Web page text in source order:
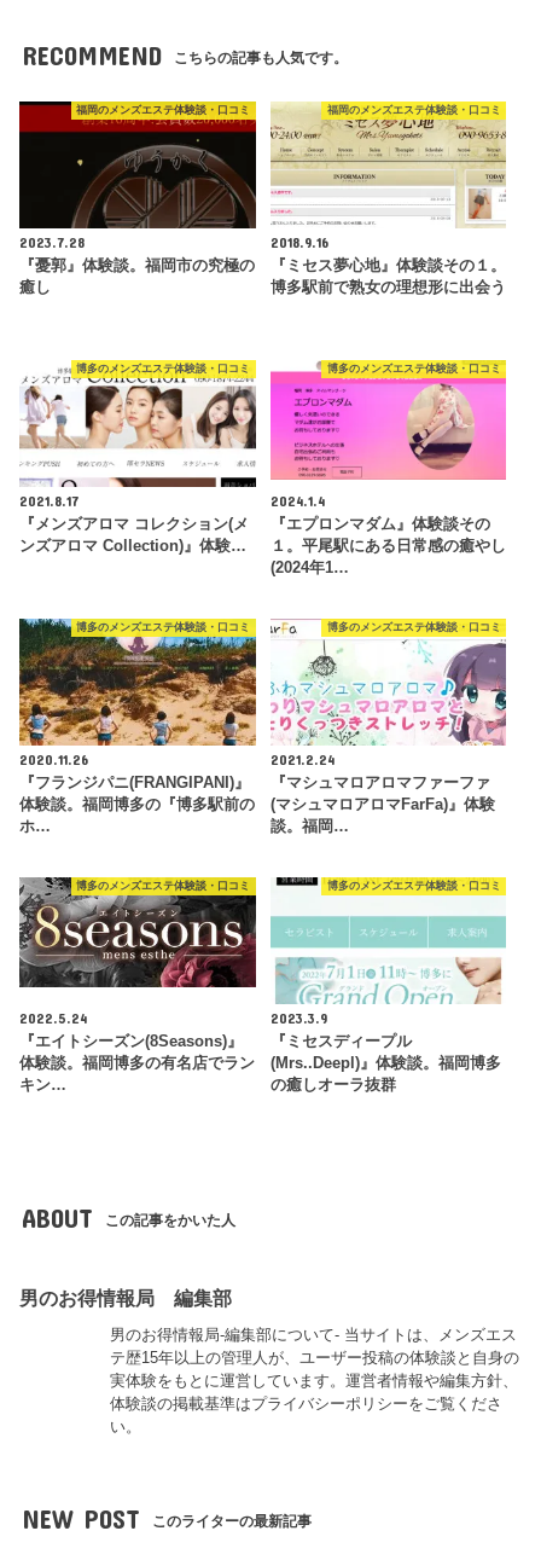
RECOMMEND こちらの記事も人気です。
福岡のメンズエステ体験談・口コミ
2023.7.28
『憂郭』体験談。福岡市の究極の
癒し
福岡のメンズエステ体験談・口コミ
2018.9.16
『ミセス夢心地』体験談その１。
博多駅前で熟女の理想形に出会う
博多のメンズエステ体験談・口コミ
2021.8.17
『メンズアロマ コレクション(メ
ンズアロマ Collection)』体験…
博多のメンズエステ体験談・口コミ
2024.1.4
『エプロンマダム』体験談その
１。平尾駅にある日常感の癒やし
(2024年1…
博多のメンズエステ体験談・口コミ
2020.11.26
『フランジパニ(FRANGIPANI)』
体験談。福岡博多の『博多駅前の
ホ…
博多のメンズエステ体験談・口コミ
2021.2.24
『マシュマロアロマファーファ
(マシュマロアロマFarFa)』体験
談。福岡…
博多のメンズエステ体験談・口コミ
2022.5.24
『エイトシーズン(8Seasons)』
体験談。福岡博多の有名店でラン
キン…
博多のメンズエステ体験談・口コミ
2023.3.9
『ミセスディープル
(Mrs..Deepl)』体験談。福岡博多
の癒しオーラ抜群
ABOUT この記事をかいた人
男のお得情報局 編集部
男のお得情報局-編集部について- 当サイトは、メンズエス
テ歴15年以上の管理人が、ユーザー投稿の体験談と自身の
実体験をもとに運営しています。運営者情報や編集方針、
体験談の掲載基準はプライバシーポリシーをご覧くださ
い。
NEW POST このライターの最新記事